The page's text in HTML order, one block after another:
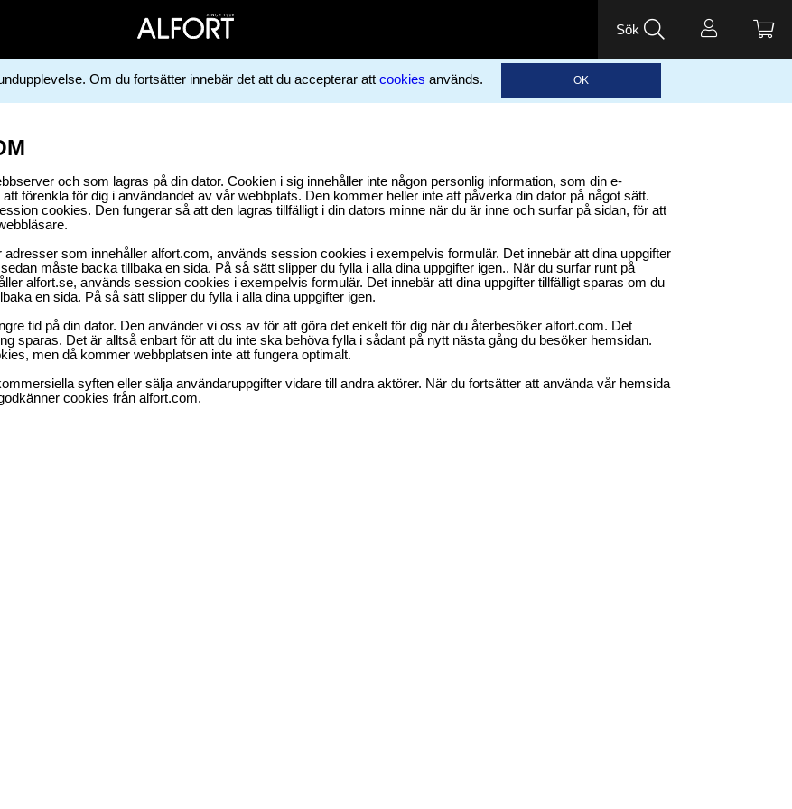
Sök
Om du fortsätter innebär det att du accepterar att cookies används. OK
och som lagras på din dator. Cookien i sig innehåller inte någon personlig information, som din e-
förenkla för dig i användandet av vår webbplats. Den kommer heller inte att påverka din dator på något sätt.
cookies. Den fungerar så att den lagras tillfälligt i din dators minne när du är inne och surfar på sidan, för att
som innehåller alfort.com, används session cookies i exempelvis formulär. Det innebär att dina uppgifter
måste backa tillbaka en sida. På så sätt slipper du fylla i alla dina uppgifter igen.. När du surfar runt på
alfort.se, används session cookies i exempelvis formulär. Det innebär att dina uppgifter tillfälligt sparas om du
en sida. På så sätt slipper du fylla i alla dina uppgifter igen.
tid på din dator. Den använder vi oss av för att göra det enkelt för dig när du återbesöker alfort.com. Det
sparas. Det är alltså enbart för att du inte ska behöva fylla i sådant på nytt nästa gång du besöker hemsidan.
men då kommer webbplatsen inte att fungera optimalt.
syften eller sälja användaruppgifter vidare till andra aktörer. När du fortsätter att använda vår hemsida
cookies från alfort.com.